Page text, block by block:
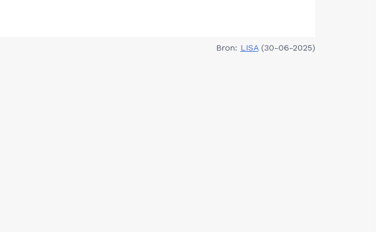
Bron: LISA(30-06-2025)